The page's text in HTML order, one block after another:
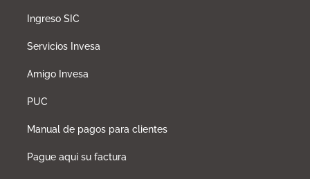
Ingreso SIC
Servicios Invesa
Amigo Invesa
PUC
Manual de pagos para clientes
Pague aqui su factura